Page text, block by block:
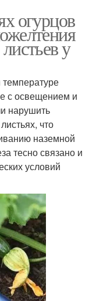
огурцов
у
температуре
с освещением и
нарушить
что
наземной
тесно связано и
условий